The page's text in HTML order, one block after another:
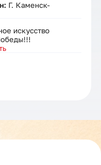
Г. Каменск-
искусство